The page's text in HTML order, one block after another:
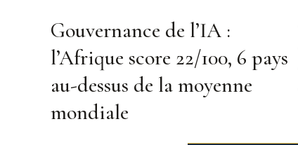
Gouvernance de l’IA :
l’Afrique score 22/100, 6 pays
au-dessus de la moyenne
mondiale